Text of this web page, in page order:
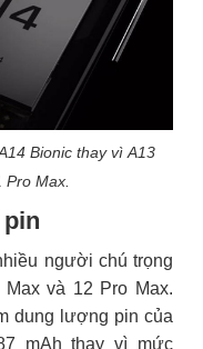
Bionic thay vì A13
Max.
người chú trọng
và 12 Pro Max.
dung lượng pin của
mAh thay vì mức